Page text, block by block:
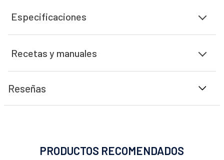
Especificaciones
Recetas y manuales
Reseñas
PRODUCTOS RECOMENDADOS